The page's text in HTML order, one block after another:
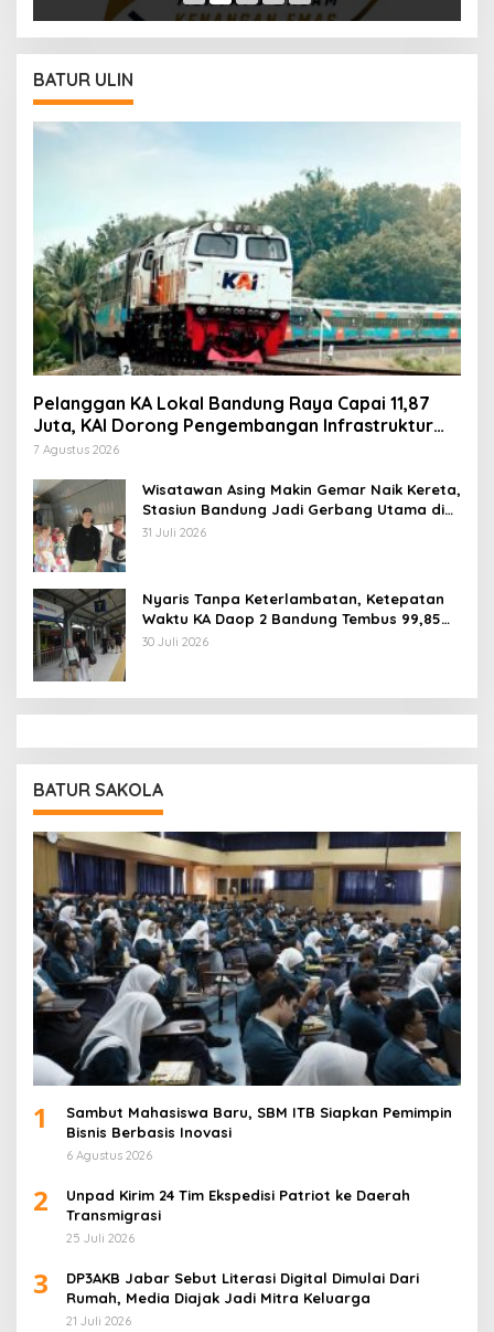
BATUR ULIN
Pelanggan KA Lokal Bandung Raya Capai 11,87
Juta, KAI Dorong Pengembangan Infrastruktur
Berbasis Kebutuhan
7 Agustus 2026
Wisatawan Asing Makin Gemar Naik Kereta,
Stasiun Bandung Jadi Gerbang Utama di
Jawa Barat
31 Juli 2026
Nyaris Tanpa Keterlambatan, Ketepatan
Waktu KA Daop 2 Bandung Tembus 99,85
Persen
30 Juli 2026
BATUR SAKOLA
1
Sambut Mahasiswa Baru, SBM ITB Siapkan Pemimpin
Bisnis Berbasis Inovasi
6 Agustus 2026
2
Unpad Kirim 24 Tim Ekspedisi Patriot ke Daerah
Transmigrasi
25 Juli 2026
3
DP3AKB Jabar Sebut Literasi Digital Dimulai Dari
Rumah, Media Diajak Jadi Mitra Keluarga
21 Juli 2026